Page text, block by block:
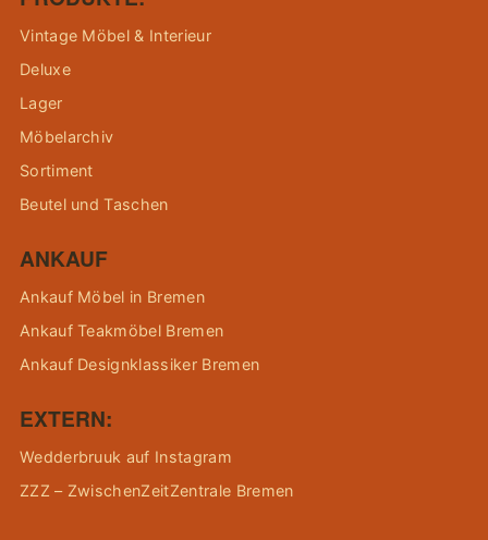
Vintage Möbel & Interieur
Deluxe
Lager
Möbelarchiv
Sortiment
Beutel und Taschen
ANKAUF
Ankauf Möbel in Bremen
Ankauf Teakmöbel Bremen
Ankauf Designklassiker Bremen
EXTERN:
Wedderbruuk auf Instagram
ZZZ – ZwischenZeitZentrale Bremen